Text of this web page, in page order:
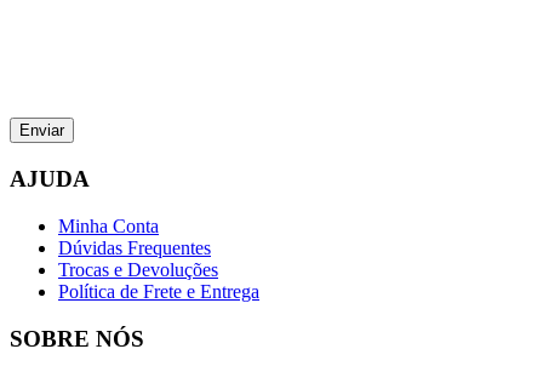
AJUDA
Minha Conta
Dúvidas Frequentes
Trocas e Devoluções
Política de Frete e Entrega
SOBRE NÓS